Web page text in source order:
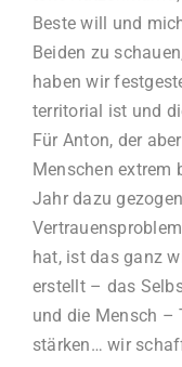
Beste will und
Beiden zu
haben wir
territorial ist und
Für Anton, der
Menschen extrem
Jahr dazu
hat, ist das ganz
erstellt – das
und die Mensch –
stärken… wir